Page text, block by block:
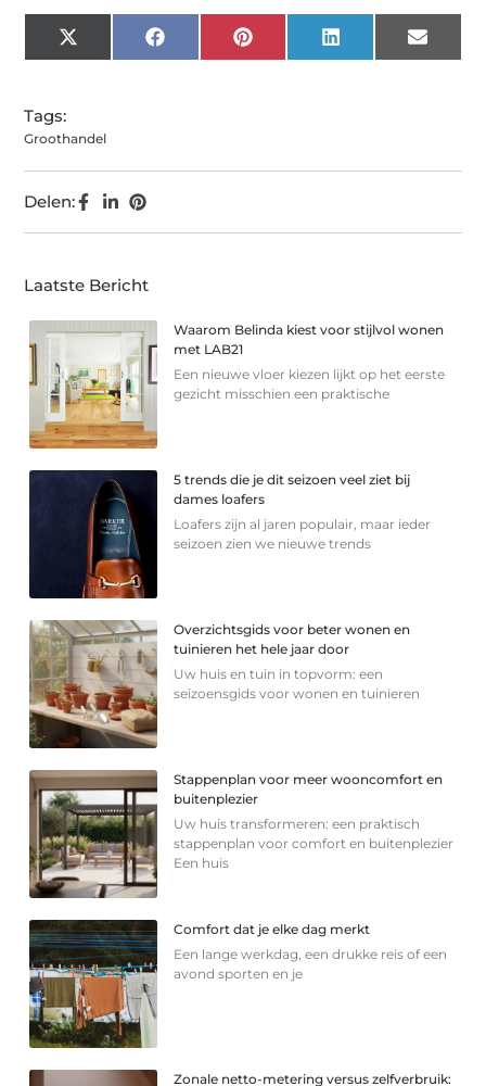
X
(Twitter)
FacebookPinterest LinkedIn Email
Tags:
Groothandel
Delen:
Laatste Bericht
Waarom Belinda kiest voor stijlvol wonen
met LAB21
Een nieuwe vloer kiezen lijkt op het eerste
gezicht misschien een praktische
5 trends die je dit seizoen veel ziet bij
dames loafers
Loafers zijn al jaren populair, maar ieder
seizoen zien we nieuwe trends
Overzichtsgids voor beter wonen en
tuinieren het hele jaar door
Uw huis en tuin in topvorm: een
seizoensgids voor wonen en tuinieren
Stappenplan voor meer wooncomfort en
buitenplezier
Uw huis transformeren: een praktisch
stappenplan voor comfort en buitenplezier
Een huis
Comfort dat je elke dag merkt
Een lange werkdag, een drukke reis of een
avond sporten en je
Zonale netto-metering versus zelfverbruik: